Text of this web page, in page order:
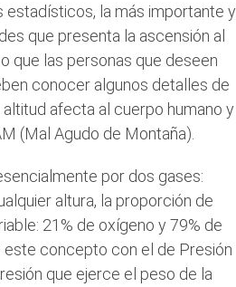
estadísticos, la más importante y
que presenta la ascensión al
que las personas que deseen
conocer algunos detalles de
afecta al cuerpo humano y
(Mal Agudo de Montaña).
por dos gases:
altura, la proporción de
21% de oxígeno y 79% de
este concepto con el de Presión
que ejerce el peso de la